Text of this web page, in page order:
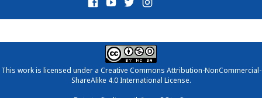
This work is licensed under a Creative Commons Attribution-NonCommercial-
ShareAlike 4.0 International License.